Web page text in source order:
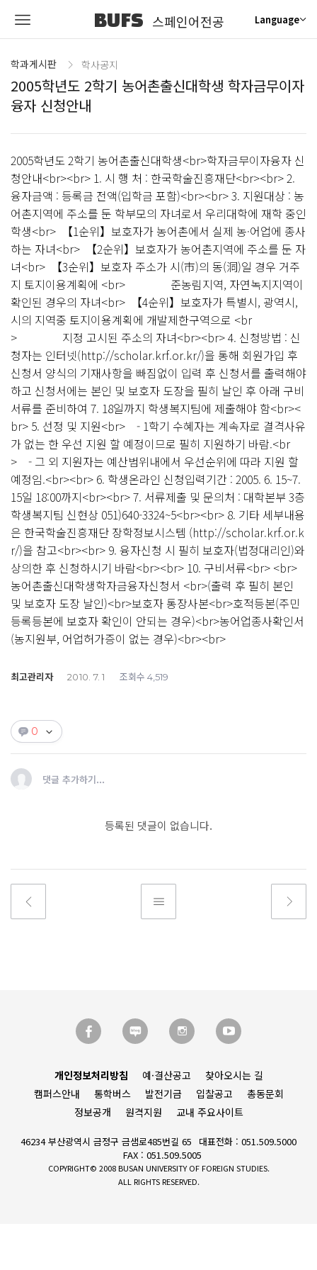
BUFS 스페인어전공 Language
학과게시판 학사공지
2005학년도 2학기 농어촌출신대학생 학자금무이자
융자 신청안내
2005학년도 2학기 농어촌출신대학생<br>학자금무이자융자 신
청안내<br><br> 1. 시 행 처 : 한국학술진흥재단<br><br> 2.
융자금액 : 등록금 전액(입학금 포함)<br><br> 3. 지원대상 : 농
어촌지역에 주소를 둔 학부모의 자녀로서 우리대학에 재학 중인
학생<br> 【1순위】보호자가 농어촌에서 실제 농·어업에 종사
하는 자녀<br> 【2순위】보호자가 농어촌지역에 주소를 둔 자
녀<br> 【3순위】보호자 주소가 시(市)의 동(洞)일 경우 거주
지 토지이용계획에 <br> 준농림지역, 자연녹지지역이
확인된 경우의 자녀<br> 【4순위】보호자가 특별시, 광역시,
시의 지역중 토지이용계획에 개발제한구역으로 <br
> 지정 고시된 주소의 자녀<br><br> 4. 신청방법 : 신
청자는 인터넷(http://scholar.krf.or.kr/)을 통해 회원가입 후
신청서 양식의 기재사항을 빠짐없이 입력 후 신청서를 출력해야
하고 신청서에는 본인 및 보호자 도장을 필히 날인 후 아래 구비
서류를 준비하여 7. 18일까지 학생복지팀에 제출해야 함<br><
br> 5. 선정 및 지원<br> - 1학기 수혜자는 계속자로 결격사유
가 없는 한 우선 지원 할 예정이므로 필히 지원하기 바람.<br
> - 그 외 지원자는 예산범위내에서 우선순위에 따라 지원 할
예정임.<br><br> 6. 학생온라인 신청입력기간 : 2005. 6. 15~7.
15일 18:00까지<br><br> 7. 서류제출 및 문의처 : 대학본부 3층
학생복지팀 신현상 051)640-3324~5<br><br> 8. 기타 세부내용
은 한국학술진흥재단 장학정보시스템 (http://scholar.krf.or.k
r/)을 참고<br><br> 9. 융자신청 시 필히 보호자(법정대리인)와
상의한 후 신청하시기 바람<br><br> 10. 구비서류<br> <br>
농어촌출신대학생학자금융자신청서 <br>(출력 후 필히 본인
및 보호자 도장 날인)<br>보호자 통장사본<br>호적등본(주민
등록등본에 보호자 확인이 안되는 경우)<br>농어업종사확인서
(농지원부, 어업허가증이 없는 경우)<br><br>
최고관리자 2010. 7. 1 조회수 4,519
0
댓글 추가하기...
등록된 댓글이 없습니다.
개인정보처리방침 예·결산공고
찾아오시는 길
캠퍼스안내
통학버스 발전기금 입찰공고
총동문회
정보공개
원격지원 교내 주요사이트
46234 부산광역시 금정구 금샘로485번길 65
대표전화 : 051.509.5000
FAX : 051.509.5005
COPYRIGHT© 2008 BUSAN UNIVERSITY OF FOREIGN STUDIES.
ALL RIGHTS RESERVED.